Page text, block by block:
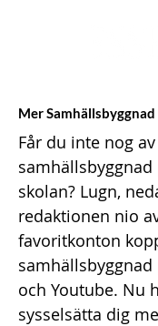
Mer
Får du inte nog av
samhällsbyggnad
skolan? Lugn,
redaktionen nio
favoritkonton
och Youtube. Nu
sysselsätta dig